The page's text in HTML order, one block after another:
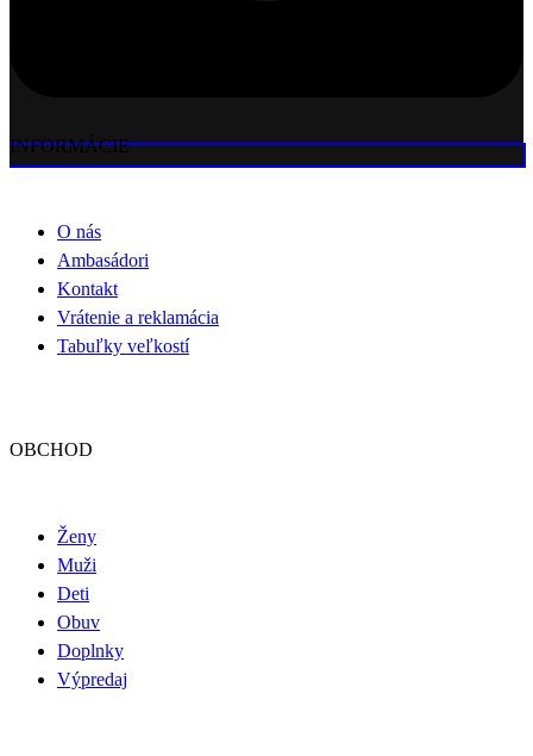
INFORMÁCIE
O nás
Ambasádori
Kontakt
Vrátenie a reklamácia
Tabuľky veľkostí
OBCHOD
Ženy
Muži
Deti
Obuv
Doplnky
Výpredaj